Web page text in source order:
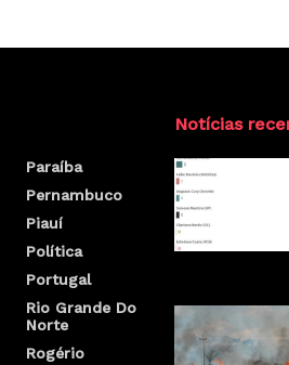
Paraíba
Pernambuco
Piauí
Política
Portugal
Rio Grande Do
Norte
Rogério
Notícias